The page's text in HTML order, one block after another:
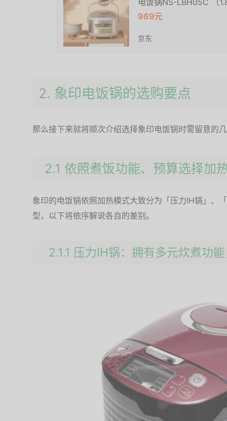
电饭锅NS-LBH05C （
969元
京东
2. 象印电饭锅的选购要点
那么接下来就将顺次介绍选择象印电饭锅时需留意的
2.1 依照煮饭功能、预算选择加
象印的电饭锅依照加热模式大致分为「压力IH锅」、
型，以下将依序解说各自的差别。
2.1.1 压力IH锅：拥有多元炊煮功